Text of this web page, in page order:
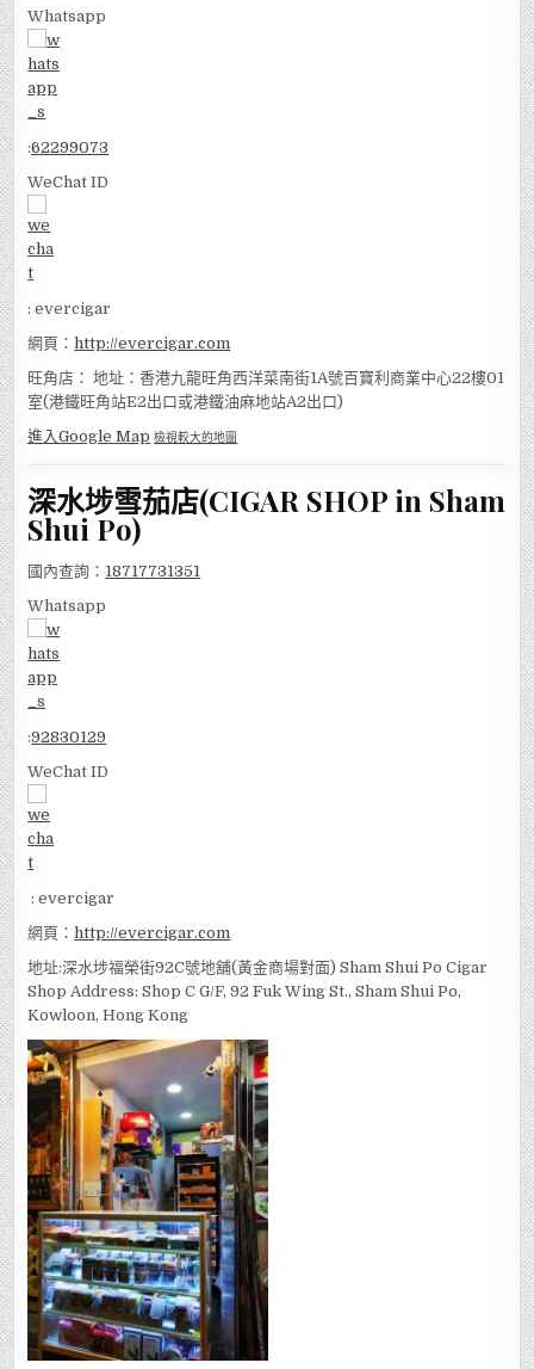
Whatsapp
:62299073
WeChat ID
: evercigar
網頁：http://evercigar.com
旺角店： 地址：香港九龍旺角西洋菜南街1A號百寶利商業中心22樓01
室(港鐵旺角站E2出口或港鐵油麻地站A2出口)
進入Google Map 檢視較大的地圖
深水埗雪茄店(CIGAR SHOP in Sham
Shui Po)
國內查詢： 18717731351
Whatsapp
:92830129
WeChat ID
: evercigar
網頁：http://evercigar.com
地址:深水埗福榮街92C號地舖(黃金商場對面) Sham Shui Po Cigar
Shop Address: Shop C G/F, 92 Fuk Wing St., Sham Shui Po,
Kowloon, Hong Kong